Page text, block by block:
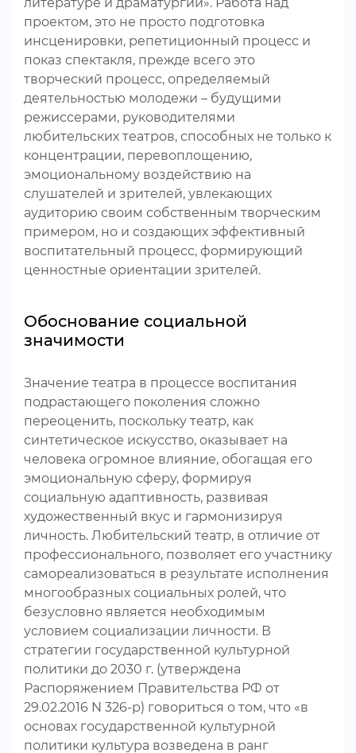
проектом, это не просто подготовка
инсценировки, репетиционный процесс и
показ спектакля, прежде всего это
творческий процесс, определяемый
деятельностью молодежи – будущими
режиссерами, руководителями
любительских театров, способных не только к
концентрации, перевоплощению,
эмоциональному воздействию на
слушателей и зрителей, увлекающих
аудиторию своим собственным творческим
примером, но и создающих эффективный
воспитательный процесс, формирующий
ценностные ориентации зрителей.
Обоснование социальной
значимости
Значение театра в процессе воспитания
подрастающего поколения сложно
переоценить, поскольку театр, как
синтетическое искусство, оказывает на
человека огромное влияние, обогащая его
эмоциональную сферу, формируя
социальную адаптивность, развивая
художественный вкус и гармонизируя
личность. Любительский театр, в отличие от
профессионального, позволяет его участнику
самореализоваться в результате исполнения
многообразных социальных ролей, что
безусловно является необходимым
условием социализации личности. В
стратегии государственной культурной
политики до 2030 г. (утверждена
Распоряжением Правительства РФ от
29.02.2016 N 326-р) говориться о том, что «в
основах государственной культурной
политики культура возведена в ранг